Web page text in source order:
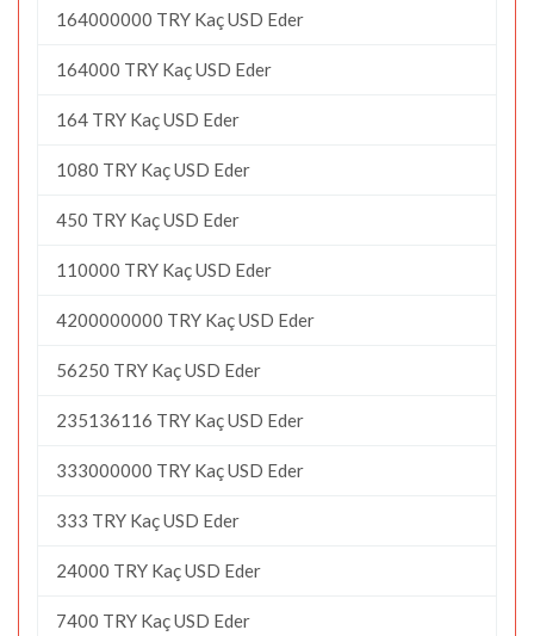
164000000 TRY Kaç USD Eder
164000 TRY Kaç USD Eder
164 TRY Kaç USD Eder
1080 TRY Kaç USD Eder
450 TRY Kaç USD Eder
110000 TRY Kaç USD Eder
4200000000 TRY Kaç USD Eder
56250 TRY Kaç USD Eder
235136116 TRY Kaç USD Eder
333000000 TRY Kaç USD Eder
333 TRY Kaç USD Eder
24000 TRY Kaç USD Eder
7400 TRY Kaç USD Eder